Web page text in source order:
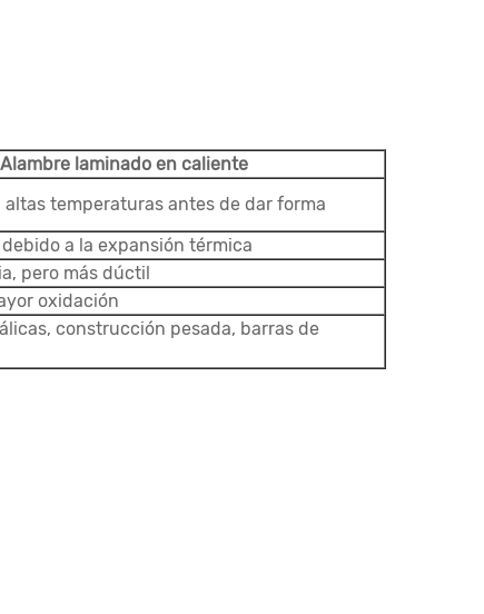
Alambre laminado en caliente
altas temperaturas antes de dar forma
a la expansión térmica
pero más dúctil
oxidación
construcción pesada, barras de